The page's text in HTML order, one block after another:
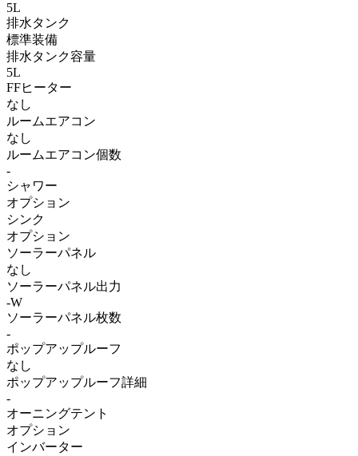
5L
排水タンク
標準装備
排水タンク容量
5L
FFヒーター
なし
ルームエアコン
なし
ルームエアコン個数
-
シャワー
オプション
シンク
オプション
ソーラーパネル
なし
ソーラーパネル出力
-W
ソーラーパネル枚数
-
ポップアップルーフ
なし
ポップアップルーフ詳細
-
オーニングテント
オプション
インバーター